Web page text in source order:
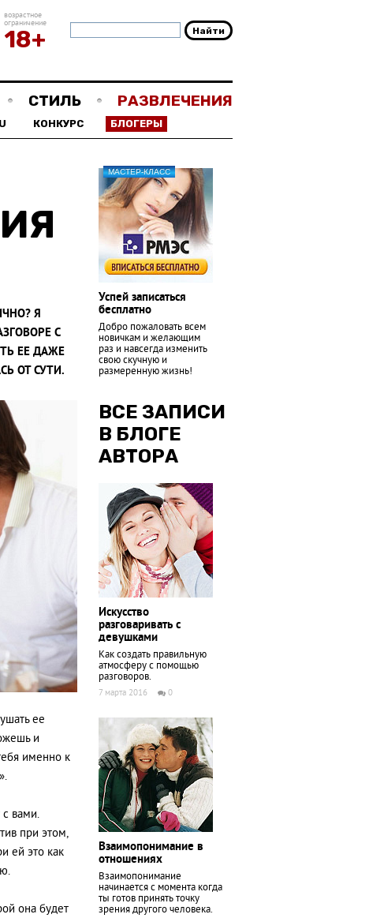
возрастное
ограничение
18+
СТИЛЬ РАЗВЛЕЧЕНИЯ
КОНКУРС БЛОГЕРЫ
Я
С
ЕЕ ДАЖЕ
ОТ СУТИ.
ее
и
именно к
вами.
при этом,
ей это как
она будет
МАСТЕР-КЛАСС
Успей записаться
бесплатно
Добро пожаловать всем
новичкам и желающим
раз и навсегда изменить
свою скучную и
размеренную жизнь!
ВСЕ ЗАПИСИ
В БЛОГЕ
АВТОРА
Искусство
разговаривать с
девушками
Как создать правильную
атмосферу с помощью
разговоров.
7 марта 2016 0
Взаимопонимание в
отношениях
Взаимопонимание
начинается с момента когда
ты готов принять точку
зрения другого человека.